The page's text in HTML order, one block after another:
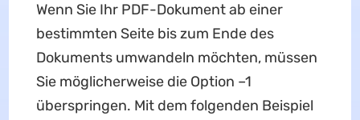
Wenn Sie Ihr PDF-Dokument ab einer
bestimmten Seite bis zum Ende des
Dokuments umwandeln möchten, müssen
Sie möglicherweise die Option –1
überspringen. Mit dem folgenden Beispiel